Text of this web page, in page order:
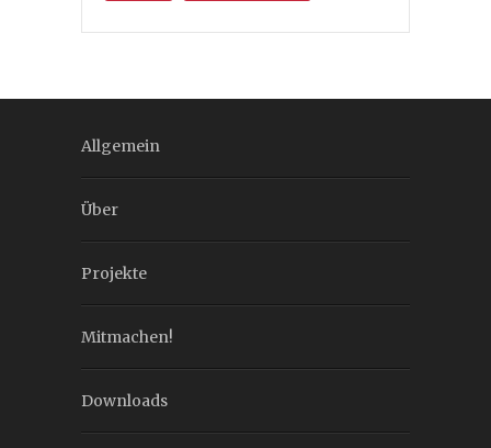
Allgemein
Über
Projekte
Mitmachen!
Downloads